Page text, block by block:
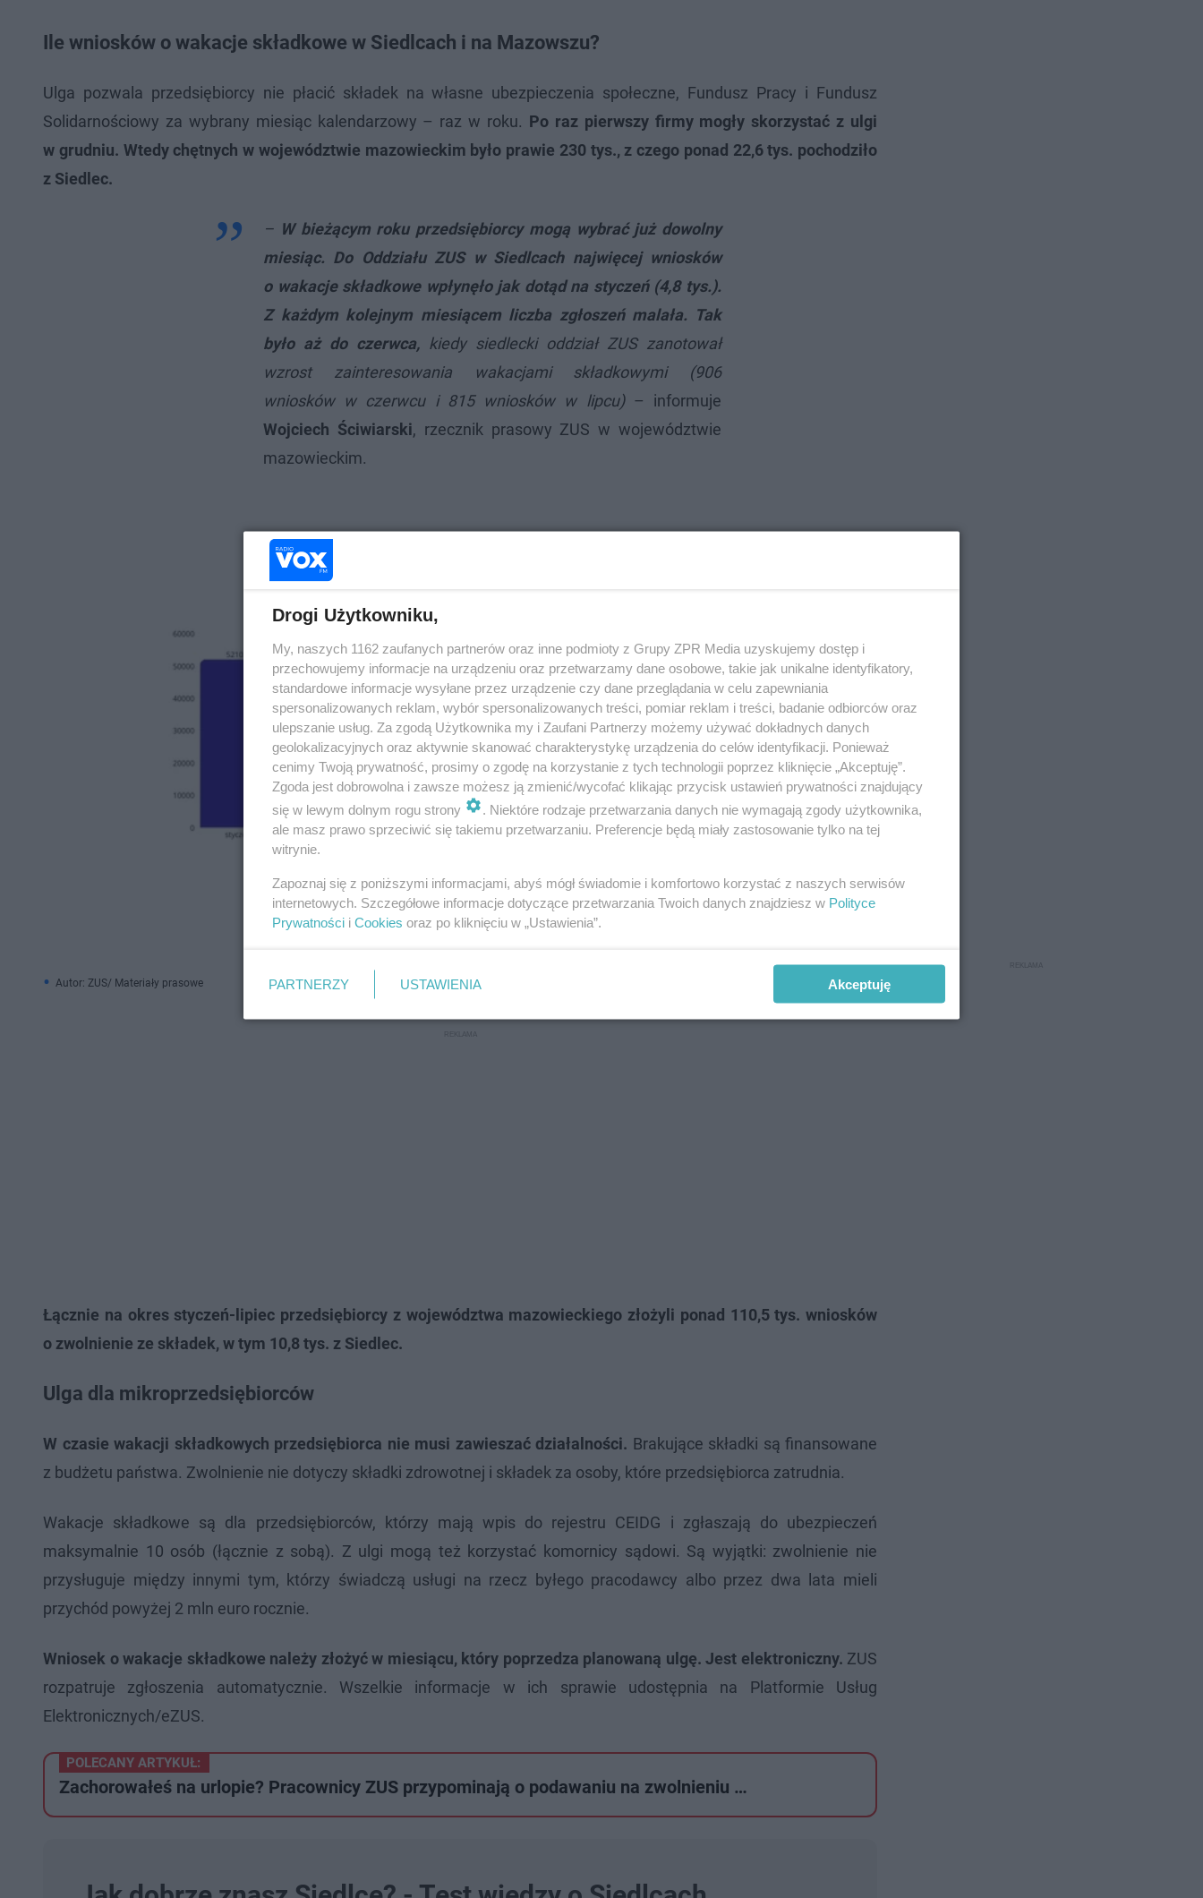
Ile wniosków o wakacje składkowe w Siedlcach i na Mazowszu?
Ulga pozwala przedsiębiorcy nie płacić składek na własne ubezpieczenia społeczne, Fundusz Pracy i Fundusz
Solidarnościowy za wybrany miesiąc kalendarzowy – raz w roku. Po raz pierwszy firmy mogły skorzystać z ulgi
w grudniu. Wtedy chętnych w województwie mazowieckim było prawie 230 tys., z czego ponad 22,6 tys. pochodziło
z Siedlec.
– W bieżącym roku przedsiębiorcy mogą wybrać już dowolny
miesiąc. Do Oddziału ZUS w Siedlcach najwięcej wniosków
o wakacje składkowe wpłynęło jak dotąd na styczeń (4,8 tys.).
Z każdym kolejnym miesiącem liczba zgłoszeń malała. Tak
było aż do czerwca, kiedy siedlecki oddział ZUS zanotował
wzrost zainteresowania wakacjami składkowymi (906
wniosków w czerwcu i 815 wniosków w lipcu) – informuje
Wojciech Ściwiarski, rzecznik prasowy ZUS w województwie
mazowieckim.
Autor: ZUS/ Materiały prasowe
Łącznie na okres styczeń-lipiec przedsiębiorcy z województwa mazowieckiego złożyli ponad 110,5 tys. wniosków
o zwolnienie ze składek, w tym 10,8 tys. z Siedlec.
Ulga dla mikroprzedsiębiorców
W czasie wakacji składkowych przedsiębiorca nie musi zawieszać działalności. Brakujące składki są finansowane
z budżetu państwa. Zwolnienie nie dotyczy składki zdrowotnej i składek za osoby, które przedsiębiorca zatrudnia.
Wakacje składkowe są dla przedsiębiorców, którzy mają wpis do rejestru CEIDG i zgłaszają do ubezpieczeń
maksymalnie 10 osób (łącznie z sobą). Z ulgi mogą też korzystać komornicy sądowi. Są wyjątki: zwolnienie nie
przysługuje między innymi tym, którzy świadczą usługi na rzecz byłego pracodawcy albo przez dwa lata mieli
przychód powyżej 2 mln euro rocznie.
Wniosek o wakacje składkowe należy złożyć w miesiącu, który poprzedza planowaną ulgę. Jest elektroniczny. ZUS
rozpatruje zgłoszenia automatycznie. Wszelkie informacje w ich sprawie udostępnia na Platformie Usług
Elektronicznych/eZUS.
POLECANY ARTYKUŁ:
Zachorowałeś na urlopie? Pracownicy ZUS przypominają o podawaniu na zwolnieniu …
Drogi Użytkowniku,
My, naszych 1162 zaufanych partnerów oraz inne podmioty z Grupy ZPR Media uzyskujemy dostęp i
przechowujemy informacje na urządzeniu oraz przetwarzamy dane osobowe, takie jak unikalne identyfikatory,
standardowe informacje wysyłane przez urządzenie czy dane przeglądania w celu zapewniania
spersonalizowanych reklam, wybór spersonalizowanych treści, pomiar reklam i treści, badanie odbiorców oraz
ulepszanie usług. Za zgodą Użytkownika my i Zaufani Partnerzy możemy używać dokładnych danych
geolokalizacyjnych oraz aktywnie skanować charakterystykę urządzenia do celów identyfikacji. Ponieważ
cenimy Twoją prywatność, prosimy o zgodę na korzystanie z tych technologii poprzez kliknięcie „Akceptuję”.
Zgoda jest dobrowolna i zawsze możesz ją zmienić/wycofać klikając przycisk ustawień prywatności znajdujący
się w lewym dolnym rogu strony
. Niektóre rodzaje przetwarzania danych nie wymagają zgody użytkownika,
ale masz prawo sprzeciwić się takiemu przetwarzaniu. Preferencje będą miały zastosowanie tylko na tej
witrynie.
Zapoznaj się z poniższymi informacjami, abyś mógł świadomie i komfortowo korzystać z naszych serwisów
internetowych. Szczegółowe informacje dotyczące przetwarzania Twoich danych znajdziesz w Polityce
Prywatności i Cookies oraz po kliknięciu w „Ustawienia”.
PARTNERZY USTAWIENIA Akceptuję